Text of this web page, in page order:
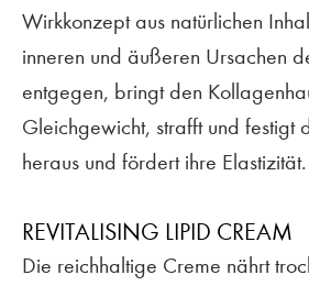
Wirkkonzept aus natürlichen
inneren und äußeren Ursachen
entgegen, bringt den
Gleichgewicht, strafft und festigt
heraus und fördert ihre Elastizität.
REVITALISING LIPID CREAM
Die reichhaltige Creme nährt